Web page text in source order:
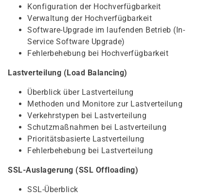
Konfiguration der Hochverfügbarkeit
Verwaltung der Hochverfügbarkeit
Software-Upgrade im laufenden Betrieb (In-
Service Software Upgrade)
Fehlerbehebung bei Hochverfügbarkeit
Lastverteilung (Load Balancing)
Überblick über Lastverteilung
Methoden und Monitore zur Lastverteilung
Verkehrstypen bei Lastverteilung
Schutzmaßnahmen bei Lastverteilung
Prioritätsbasierte Lastverteilung
Fehlerbehebung bei Lastverteilung
SSL-Auslagerung (SSL Offloading)
SSL-Überblick